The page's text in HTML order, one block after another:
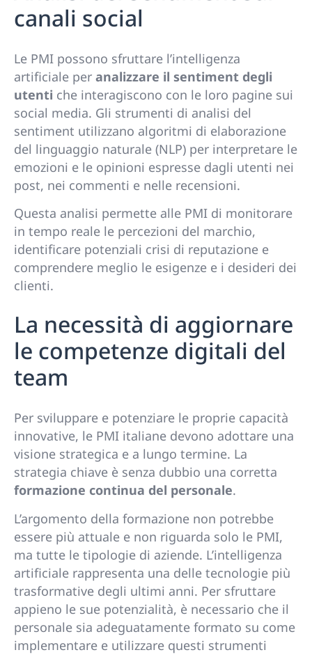
canali social
Le PMI possono sfruttare l’intelligenza
artificiale per analizzare il sentiment degli
utenti che interagiscono con le loro pagine sui
social media. Gli strumenti di analisi del
sentiment utilizzano algoritmi di elaborazione
del linguaggio naturale (NLP) per interpretare le
emozioni e le opinioni espresse dagli utenti nei
post, nei commenti e nelle recensioni.
Questa analisi permette alle PMI di monitorare
in tempo reale le percezioni del marchio,
identificare potenziali crisi di reputazione e
comprendere meglio le esigenze e i desideri dei
clienti.
La necessità di aggiornare
le competenze digitali del
team
Per sviluppare e potenziare le proprie capacità
innovative, le PMI italiane devono adottare una
visione strategica e a lungo termine. La
strategia chiave è senza dubbio una corretta
formazione continua del personale.
L’argomento della formazione non potrebbe
essere più attuale e non riguarda solo le PMI,
ma tutte le tipologie di aziende. L’intelligenza
artificiale rappresenta una delle tecnologie più
trasformative degli ultimi anni. Per sfruttare
appieno le sue potenzialità, è necessario che il
personale sia adeguatamente formato su come
implementare e utilizzare questi strumenti